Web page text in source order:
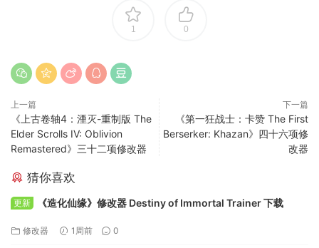
1 0
上一篇
《上古卷轴4：湮灭-重制版 The
Elder Scrolls IV: Oblivion
Remastered》三十二项修改器
下一篇
《第一狂战士：卡赞 The First
Berserker: Khazan》四十六项修
改器
猜你喜欢
更新 《造化仙缘》修改器 Destiny of Immortal Trainer 下载
修改器 1周前 0